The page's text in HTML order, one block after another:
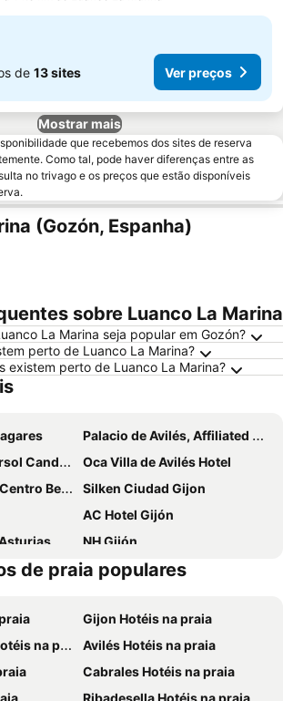
de 13 sites Ver preços
Mostrar mais
que recebemos dos sites de reserva
Como tal, pode haver diferenças entre as
no trivago e os preços que estão disponíveis
(Gozón, Espanha)
sobre Luanco La Marina
La Marina seja popular em Gozón?
perto de Luanco La Marina?
existem perto de Luanco La Marina?
Palacio de Avilés, Affiliated by Meliá
Hotel Collection
Oca Villa de Avilés Hotel
Begoña
Silken Ciudad Gijon
AC Hotel Gijón
NH Gijón
Pelayo
Hotel Piedra
Hotel Alcomar
Hotel Faranda Pathos Gijon, Ascend Hotel Collection
Hotel 40 Nudos
de praia populares
Gijon Hotéis na praia
na praia
Avilés Hotéis na praia
Cabrales Hotéis na praia
Ribadesella Hotéis na praia